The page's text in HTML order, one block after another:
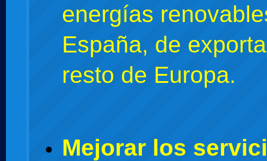
energías
España, de
resto de Europa.
Mejorar los